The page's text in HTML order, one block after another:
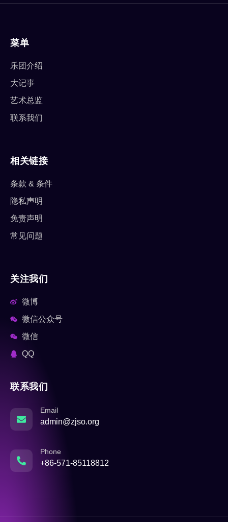
菜单
乐团介绍
大记事
艺术总监
联系我们
相关链接
条款 & 条件
隐私声明
免责声明
常见问题
关注我们
微博
微信公众号
微信
QQ
联系我们
Email
admin@zjso.org
Phone
+86-571-85118812